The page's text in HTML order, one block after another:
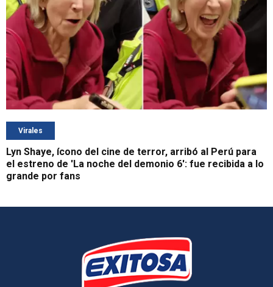
Virales
Lyn Shaye, ícono del cine de terror, arribó al Perú para
el estreno de 'La noche del demonio 6': fue recibida a lo
grande por fans